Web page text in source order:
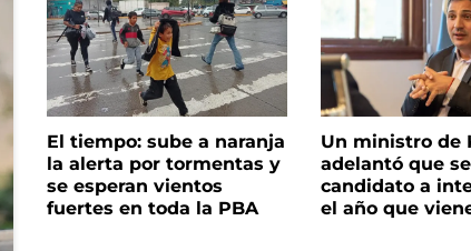
El tiempo: sube a naranja
la alerta por tormentas y
se esperan vientos
fuertes en toda la PBA
Un ministro de
adelantó que
candidato a
el año que